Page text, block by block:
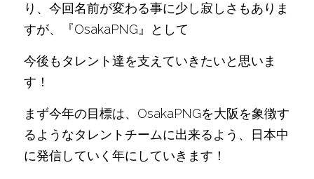
り、今回名前が変わる事に少し寂しさもありま
すが、『OsakaPNG』として
今後もタレント達を支えていきたいと思いま
す！
まず今年の目標は、OsakaPNGを大阪を象徴す
るようなタレントチームに出来るよう、日本中
に発信していく年にしていきます！